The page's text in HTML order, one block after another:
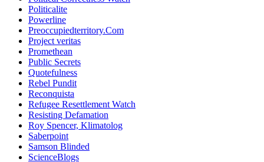
Politicalite
Powerline
Preoccupiedterritory.Com
Project veritas
Promethean
Public Secrets
Quotefulness
Rebel Pundit
Reconquista
Refugee Resettlement Watch
Resisting Defamation
Roy Spencer, Klimatolog
Saberpoint
Samson Blinded
ScienceBlogs